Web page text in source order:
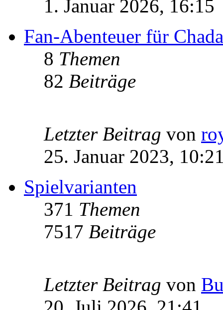
1. Januar 2026, 16:15
Fan-Abenteuer für
8 Themen
82 Beiträge
Letzter Beitrag von
25. Januar 2023,
Spielvarianten
371 Themen
7517 Beiträge
Letzter Beitrag von